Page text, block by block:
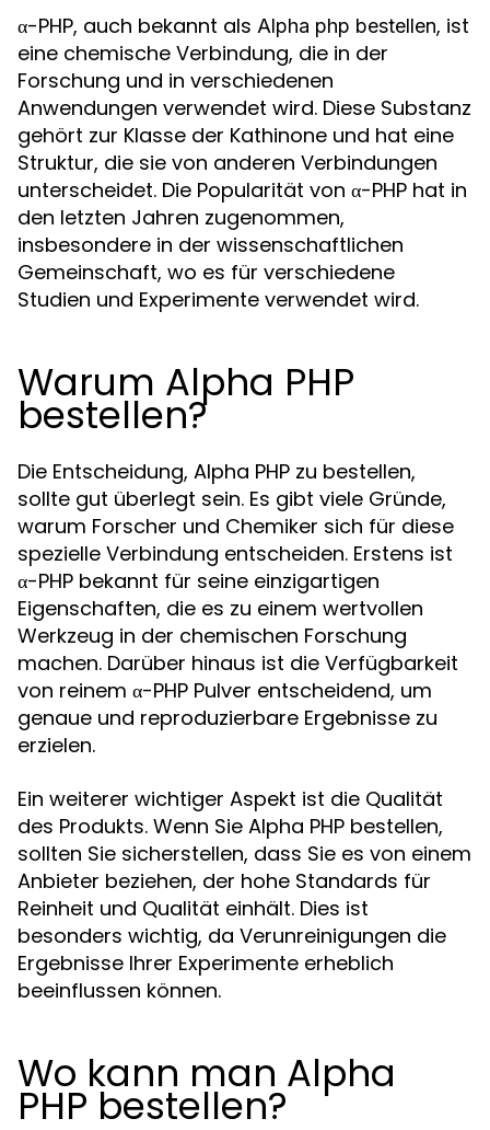
α-PHP, auch bekannt als Alpha php bestellen, ist
eine chemische Verbindung, die in der
Forschung und in verschiedenen
Anwendungen verwendet wird. Diese Substanz
gehört zur Klasse der Kathinone und hat eine
Struktur, die sie von anderen Verbindungen
unterscheidet. Die Popularität von α-PHP hat in
den letzten Jahren zugenommen,
insbesondere in der wissenschaftlichen
Gemeinschaft, wo es für verschiedene
Studien und Experimente verwendet wird.
Warum Alpha PHP
bestellen?
Die Entscheidung, Alpha PHP zu bestellen,
sollte gut überlegt sein. Es gibt viele Gründe,
warum Forscher und Chemiker sich für diese
spezielle Verbindung entscheiden. Erstens ist
α-PHP bekannt für seine einzigartigen
Eigenschaften, die es zu einem wertvollen
Werkzeug in der chemischen Forschung
machen. Darüber hinaus ist die Verfügbarkeit
von reinem α-PHP Pulver entscheidend, um
genaue und reproduzierbare Ergebnisse zu
erzielen.
Ein weiterer wichtiger Aspekt ist die Qualität
des Produkts. Wenn Sie Alpha PHP bestellen,
sollten Sie sicherstellen, dass Sie es von einem
Anbieter beziehen, der hohe Standards für
Reinheit und Qualität einhält. Dies ist
besonders wichtig, da Verunreinigungen die
Ergebnisse Ihrer Experimente erheblich
beeinflussen können.
Wo kann man Alpha
PHP bestellen?